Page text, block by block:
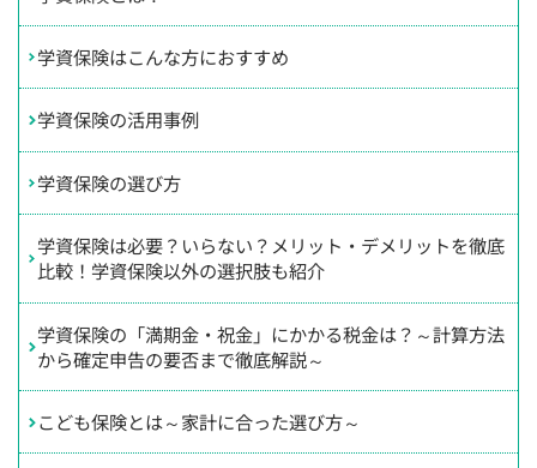
学資保険はこんな方におすすめ
学資保険の活用事例
学資保険の選び方
学資保険は必要？いらない？メリット・デメリットを徹底
比較！学資保険以外の選択肢も紹介
学資保険の「満期金・祝金」にかかる税金は？～計算方法
から確定申告の要否まで徹底解説～
こども保険とは～家計に合った選び方～